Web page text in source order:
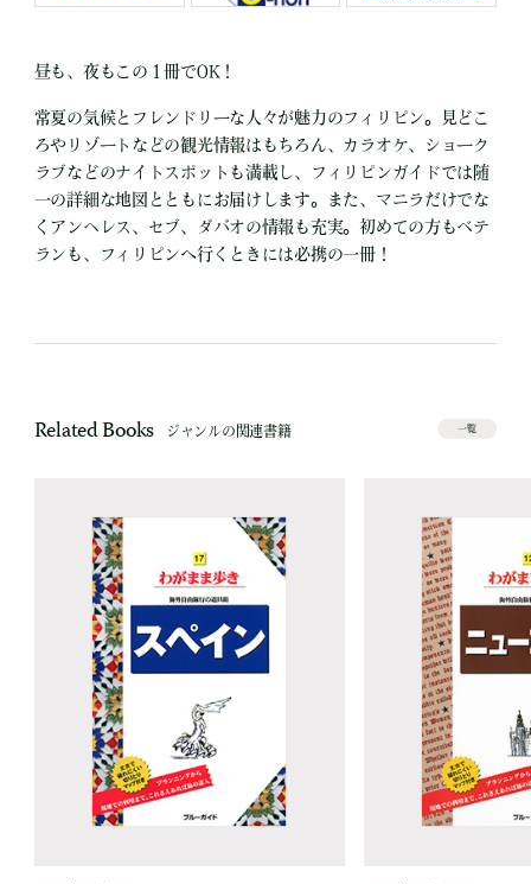
昼も、夜もこの１冊でOK！
常夏の気候とフレンドリーな人々が魅力のフィリピン。見どこ
ろやリゾートなどの観光情報はもちろん、カラオケ、ショーク
ラブなどのナイトスポットも満載し、フィリピンガイドでは随
一の詳細な地図とともにお届けします。また、マニラだけでな
くアンヘレス、セブ、ダバオの情報も充実。初めての方もベテ
ランも、フィリピンへ行くときには必携の一冊！
Related Books ジャンルの関連書籍 一覧